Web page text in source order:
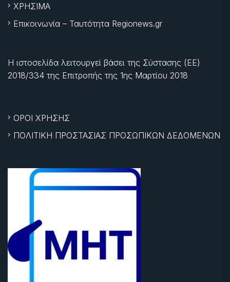
ΧΡΗΣΙΜΑ
Επικοινωνία – Ταυτότητα Regionews.gr
Η ιστοσελίδα λειτουργεί βάσει της Σύστασης (ΕΕ)
2018/334 της Επιτροπής της 1ης Μαρτίου 2018
ΟΡΟΙ ΧΡΗΣΗΣ
ΠΟΛΙΤΙΚΗ ΠΡΟΣΤΑΣΙΑΣ ΠΡΟΣΩΠΙΚΩΝ ΔΕΔΟΜΕΝΩΝ